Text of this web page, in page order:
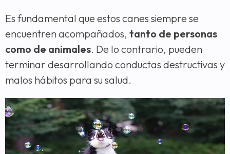
Es fundamental que estos canes siempre se
encuentren acompañados, tanto de personas
como de animales. De lo contrario, pueden
terminar desarrollando conductas destructivas y
malos hábitos para su salud.